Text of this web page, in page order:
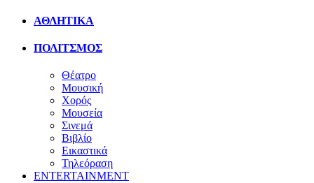
ΑΘΛΗΤΙΚΑ
ΠΟΛΙΤΣΜΟΣ
Θέατρο
Μουσική
Χορός
Μουσεία
Σινεμά
Βιβλίο
Εικαστικά
Τηλεόραση
ENTERTAINMENT